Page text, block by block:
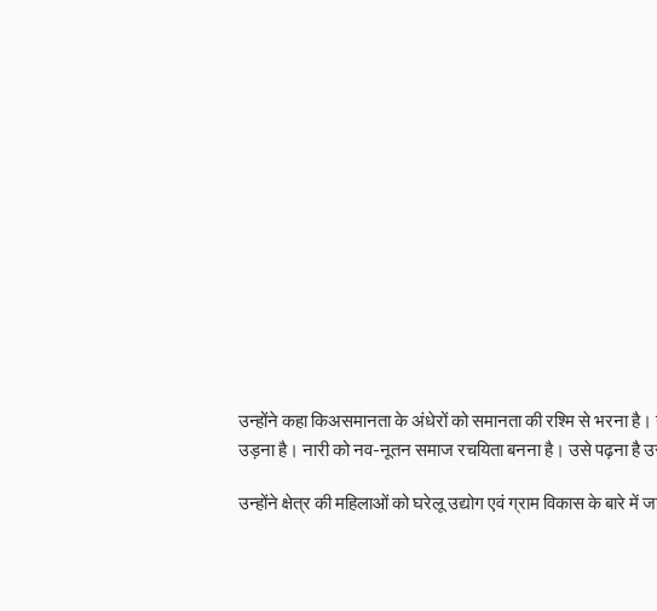
उन्होंने कहा किअसमानता के अंधेरों को समानता की रश्मि से भरना
उड़ना है। नारी को नव-नूतन समाज रचयिता बनना है। उसे पढ़ना है
उन्होंने क्षेत्र की महिलाओं को घरेलू उद्योग एवं ग्राम विकास के बारे